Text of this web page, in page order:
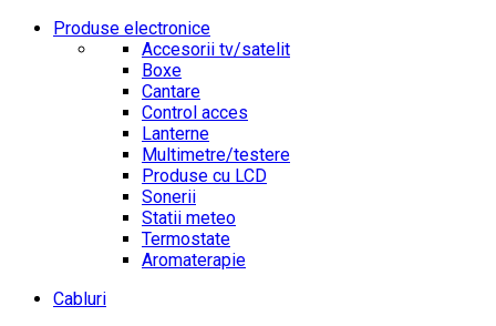
Produse electronice
Accesorii tv/satelit
Boxe
Cantare
Control acces
Lanterne
Multimetre/testere
Produse cu LCD
Sonerii
Statii meteo
Termostate
Aromaterapie
Cabluri